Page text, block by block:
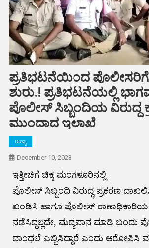
ಪ್ರತಿಭಟನೆಯಿಂದ ಪೊಲೀಸರಿಗೆ
ಶುರು.! ಪ್ರತಿಭಟನೆಯಲ್ಲಿ
ಪೊಲೀಸ್‌ ಸಿಬ್ಬಂದಿಯ ವಿರುದ್ದ
ಮುಂದಾದ ಇಲಾಖೆ
ರಾಜ್ಯ
December 10, 2023
ಇತ್ತೀಚಿಗೆ ಚಿಕ್ಕ ಮಂಗಳೂರಿನಲ್ಲಿ
ಪೊಲೀಸ್‌ ಸಿಬ್ಬಂದಿ ವಿರುದ್ಧ ಪ್ರಕರಣ
ಖಂಡಿಸಿ ಹಾಗೂ ಪೊಲೀಸ್‌ ಠಾಣಾಧಿಕಾರಿಯ
ನಡೆಸಿದ್ದಲ್ಲದೇ, ಮದ್ಯಪಾನ ಮಾಡಿ ಬಂದು
ದಾಂಧಲೆ ಎಬ್ಬಿಸಿದ್ದಾರೆ ಎಂದು ಆರೋಪಿಸಿ